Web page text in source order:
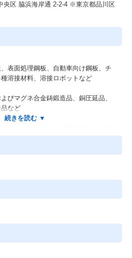
央区 脇浜海岸通 2-2-4 ※東京都品川区
表面処理鋼板、自動車向け鋼板、チ
溶接材料、溶接ロボットなど
びマグネ合金鋳鍛造品、銅圧延品、
など
などの各種エンジニアリング業など
ーゲット材料、超伝導磁石・線材な